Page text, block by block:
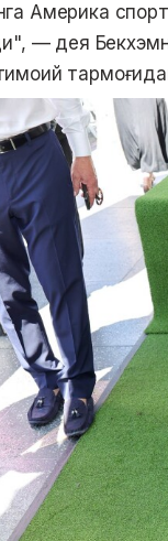
Америка
— дея